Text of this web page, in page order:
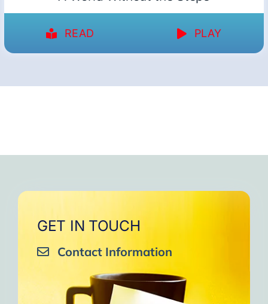
READ PLAY
GET IN TOUCH
Contact Information